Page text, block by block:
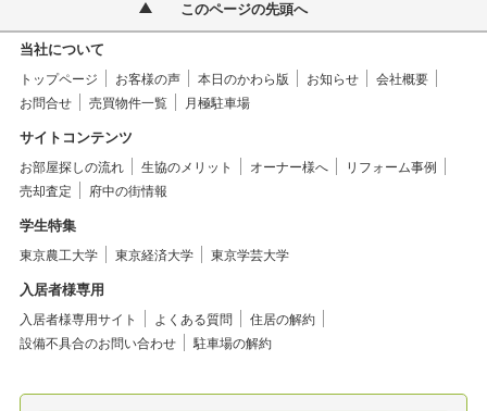
このページの先頭へ
当社について
トップページ お客様の声 本日のかわら版 お知らせ
会社概要
お問合せ
売買物件一覧 月極駐車場
サイトコンテンツ
お部屋探しの流れ 生協のメリット オーナー様へ
リフォーム事例
売却査定
府中の街情報
学生特集
東京農工大学 東京経済大学 東京学芸大学
入居者様専用
入居者様専用サイト よくある質問
住居の解約
設備不具合のお問い合わせ
駐車場の解約